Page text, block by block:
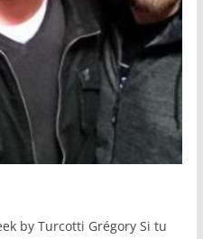
by Turcotti Grégory Si tu